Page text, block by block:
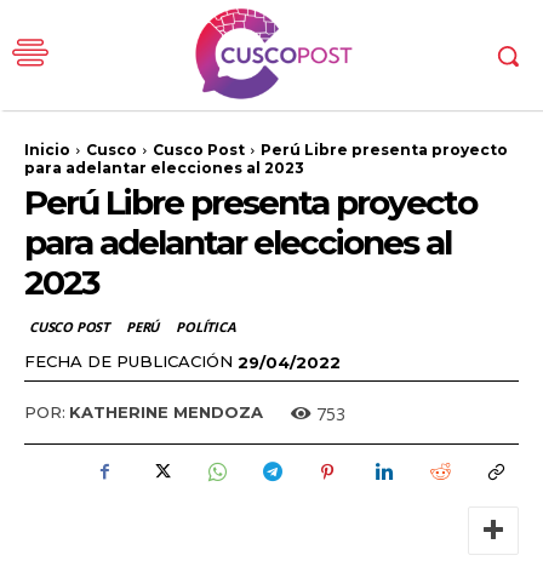
Inicio Cusco Cusco Post
Perú Libre presenta proyecto
para adelantar elecciones al 2023
Perú Libre presenta proyecto
para adelantar elecciones al
2023
CUSCO POST PERÚ POLÍTICA
FECHA DE PUBLICACIÓN 29/04/2022
POR: KATHERINE MENDOZA 753